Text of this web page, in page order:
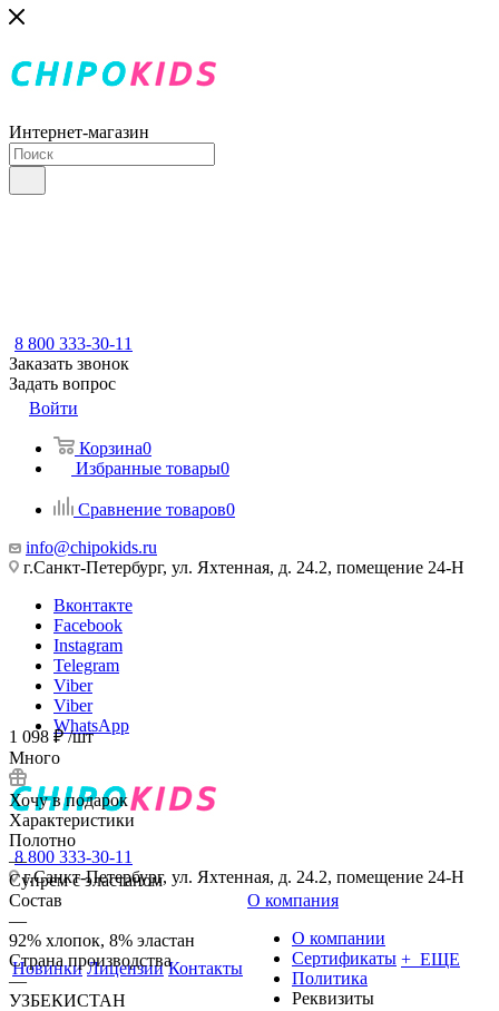
Интернет-магазин
8 800 333-30-11
Заказать звонок
Задать вопрос
Войти
Корзина0
Избранные товары0
Сравнение товаров0
info@chipokids.ru
г.Санкт-Петербург, ул. Яхтенная, д. 24.2, помещение 24-Н
Вконтакте
Facebook
Instagram
Telegram
Viber
Viber
WhatsApp
8 800 333-30-11
г.Санкт-Петербург, ул. Яхтенная, д. 24.2, помещение 24-Н
Новинки Лицензии Контакты
О компания
О компании
Сертификаты
Политика
Реквизиты
+ ЕЩЕ
1 098 ₽ /шт
Много
Хочу в подарок
Характеристики
Полотно
—
Супрем с эластаном
Состав
—
92% хлопок, 8% эластан
Страна производства
—
УЗБЕКИСТАН